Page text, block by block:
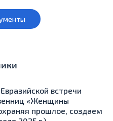
встречи
«Женщины
прошлое, создаем